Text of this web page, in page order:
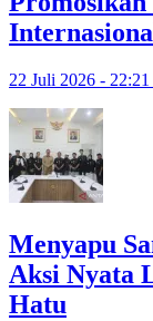
22 Juli 2026 -
Menyapu
Aksi Nyata
Hatu